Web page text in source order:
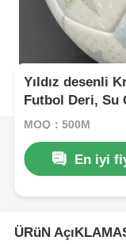
Yıldız desenli
Futbol Deri, Su
ve
MOQ：500M
En iyi
ÜRüN